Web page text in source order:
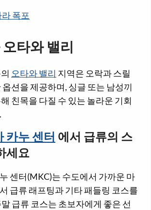
폭포
타와 밸리
오타와 밸리 지역은 오락과 스릴
옵션을 제공하며, 싱글 또는 남성끼
친목을 다질 수 있는 놀라운 기회
카누 센터에서 급류의 스
세요
센터(MKC)는 수도에서 가까운 마
급류 래프팅과 기타 패들링 코스를
급류 코스는 초보자에게 좋은 선